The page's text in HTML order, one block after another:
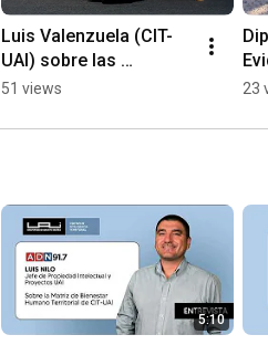
Luis Valenzuela (CIT-
UAI) sobre las
decisiones territoriales
ciudades.
51 views 23
5:10